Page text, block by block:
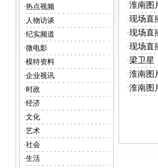
·热点视频
· 人物访谈
·纪实频道
·微电影
·模特资料
·企业视讯
·时政
·经济
·文化
·艺术
·社会
·生活
·淮南图
·现场直
·现场直
·现场直
·梁卫星
·淮南图
·淮南图